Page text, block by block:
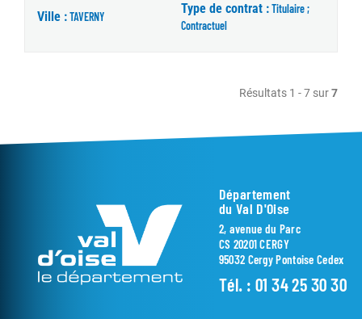
Ville :TAVERNY
Type de contrat :Titulaire ;
Contractuel
Résultats 1 - 7 sur7
Département
du Val D'Oise
2, avenue du Parc
CS 20201 CERGY
95032 Cergy Pontoise Cedex
Tél. : 01 34 25 30 30